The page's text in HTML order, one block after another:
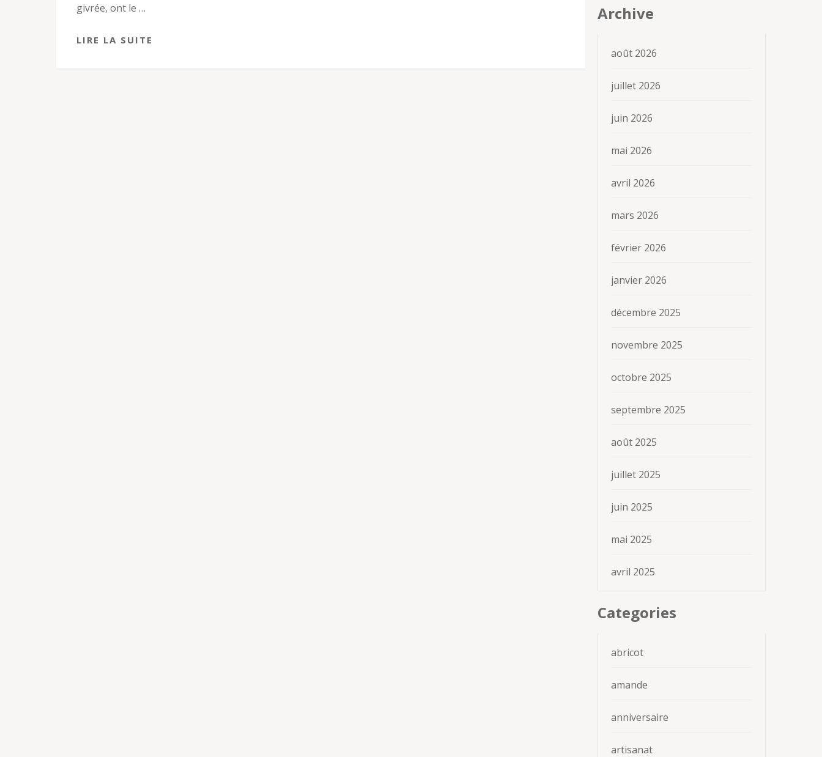
givrée, ont le …
LIRE LA SUITE
Archive
août 2026
juillet 2026
juin 2026
mai 2026
avril 2026
mars 2026
février 2026
janvier 2026
décembre 2025
novembre 2025
octobre 2025
septembre 2025
août 2025
juillet 2025
juin 2025
mai 2025
avril 2025
Categories
abricot
amande
anniversaire
artisanat